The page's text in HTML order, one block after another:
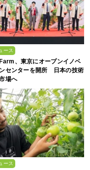
ース
、東京にオープンイノベ
センターを開所 日本の技術
場へ
ース